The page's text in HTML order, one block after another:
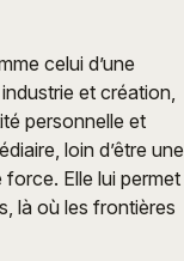
celui d’une
et création,
personnelle et
loin d’être une
Elle lui permet
là où les frontières